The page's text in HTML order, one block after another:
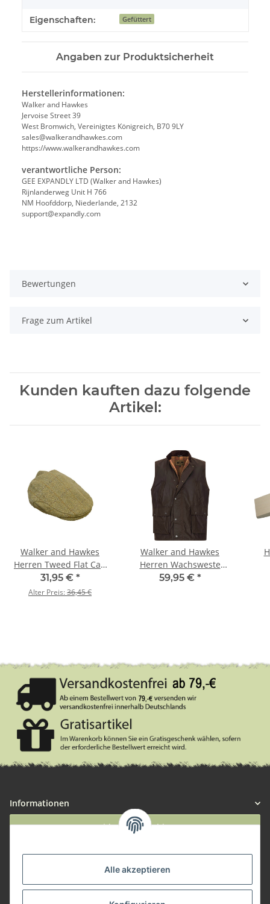
Alle akzeptieren
Eigenschaften: Gefüttert
Angaben zur Produktsicherheit
Herstellerinformationen:
Walker and Hawkes
Jervoise Street 39
West Bromwich, Vereinigtes Königreich, B70 9LY
sales@walkerandhawkes.com
https://www.walkerandhawkes.com
verantwortliche Person:
GEE EXPANDLY LTD (Walker and Hawkes)
Rijnlanderweg Unit H 766
NM Hoofddorp, Niederlande, 2132
support@expandly.com
Bewertungen
Frage zum Artikel
Kunden kauften dazu folgende
Artikel:
Walker and Hawkes
Herren Tweed Flat Cap
Derby Cambridge – Light
Sage M (58cm)
31,95 € *
Alter Preis:36,45 €
Walker and Hawkes
Herren Wachsweste
Winchester – Braun XXL
59,95 € *
Informationen
Widerruf anmelden
Herstellerinformationen